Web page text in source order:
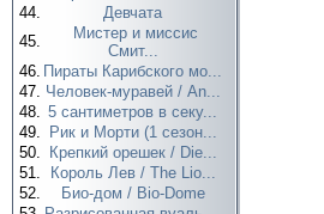
44.
Девчата
45.
Мистер и миссис
Смит...
46. Пираты Карибского мо...
47. Человек-муравей / An...
48. 5 сантиметров в секу...
49.
Рик и Морти (1 сезон...
50.
Крепкий орешек / Die...
51.
Король Лев / The Lio...
52.
Био-дом / Bio-Dome